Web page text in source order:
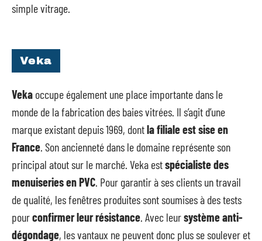
simple vitrage.
Veka
Veka occupe également une place importante dans le
monde de la fabrication des baies vitrées. Il s’agit d’une
marque existant depuis 1969, dontla filiale est sise en
France. Son ancienneté dans le domaine représente son
principal atout sur le marché. Veka estspécialiste des
menuiseries en PVC. Pour garantir à ses clients un travail
de qualité, les fenêtres produites sont soumises à des tests
pourconfirmer leur résistance. Avec leursystème anti-
dégondage, les vantaux ne peuvent donc plus se soulever et